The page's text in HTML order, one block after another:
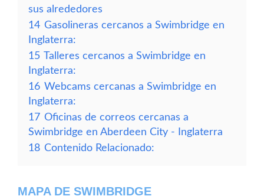
sus alrededores
14 Gasolineras cercanos a Swimbridge en
Inglaterra:
15 Talleres cercanos a Swimbridge en
Inglaterra:
16 Webcams cercanas a Swimbridge en
Inglaterra:
17 Oficinas de correos cercanas a
Swimbridge en Aberdeen City - Inglaterra
18 Contenido Relacionado:
MAPA DE SWIMBRIDGE